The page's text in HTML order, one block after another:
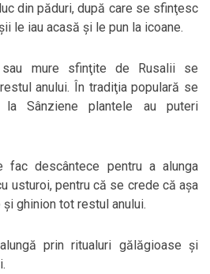
din păduri, după care se sfinţesc
le iau acasă şi le pun la icoane.
mure sfinţite de Rusalii se
anului. În tradiţia populară se
Sânziene plantele au puteri
fac descântece pentru a alunga
usturoi, pentru că se crede că aşa
ghinion tot restul anului.
prin ritualuri gălăgioase şi